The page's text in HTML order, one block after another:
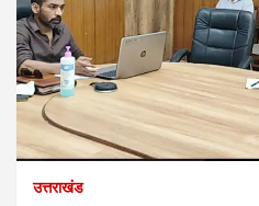
उत्तराखंड